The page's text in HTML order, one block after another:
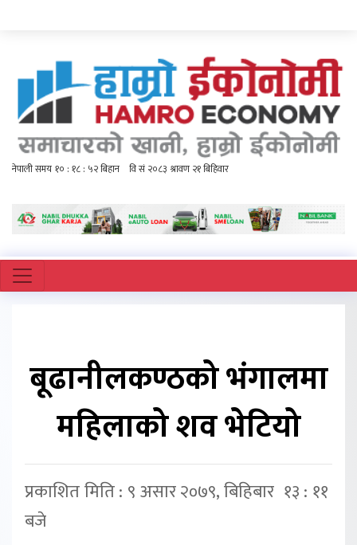
बूढानीलकण्ठको भंगालमा
महिलाको शव भेटियो
प्रकाशित मिति : ९ असार २०७९, बिहिबार १३ : ११
बजे